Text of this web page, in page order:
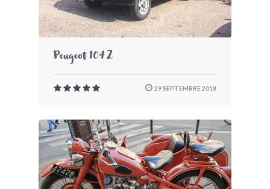
Peugeot 104 Z
29 SEPTEMBRE 2018